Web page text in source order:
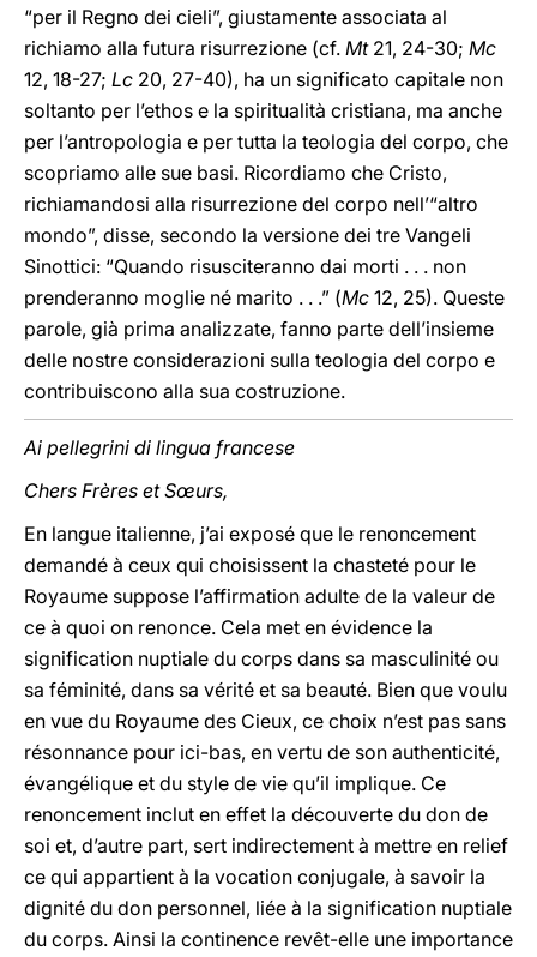
“per il Regno dei cieli”, giustamente associata al
richiamo alla futura risurrezione (cf. Mt21, 24-30; Mc
12, 18-27; Lc 20, 27-40), ha un significato capitale non
soltanto per l’ethos e la spiritualità cristiana, ma anche
per l’antropologia e per tutta la teologia del corpo, che
scopriamo alle sue basi. Ricordiamo che Cristo,
richiamandosi alla risurrezione del corpo nell’“altro
mondo”, disse, secondo la versione dei tre Vangeli
Sinottici: “Quando risusciteranno dai morti . . . non
prenderanno moglie né marito . . .” (Mc 12, 25). Queste
parole, già prima analizzate, fanno parte dell’insieme
delle nostre considerazioni sulla teologia del corpo e
contribuiscono alla sua costruzione.
Ai pellegrini di lingua francese
Chers Frères et Sœurs,
En langue italienne, j’ai exposé que le renoncement
demandé à ceux qui choisissent la chasteté pour le
Royaume suppose l’affirmation adulte de la valeur de
ce à quoi on renonce. Cela met en évidence la
signification nuptiale du corps dans sa masculinité ou
sa féminité, dans sa vérité et sa beauté. Bien que voulu
en vue du Royaume des Cieux, ce choix n’est pas sans
résonnance pour ici-bas, en vertu de son authenticité,
évangélique et du style de vie qu’il implique. Ce
renoncement inclut en effet la découverte du don de
soi et, d’autre part, sert indirectement à mettre en relief
ce qui appartient à la vocation conjugale, à savoir la
dignité du don personnel, liée à la signification nuptiale
du corps. Ainsi la continence revêt-elle une importance